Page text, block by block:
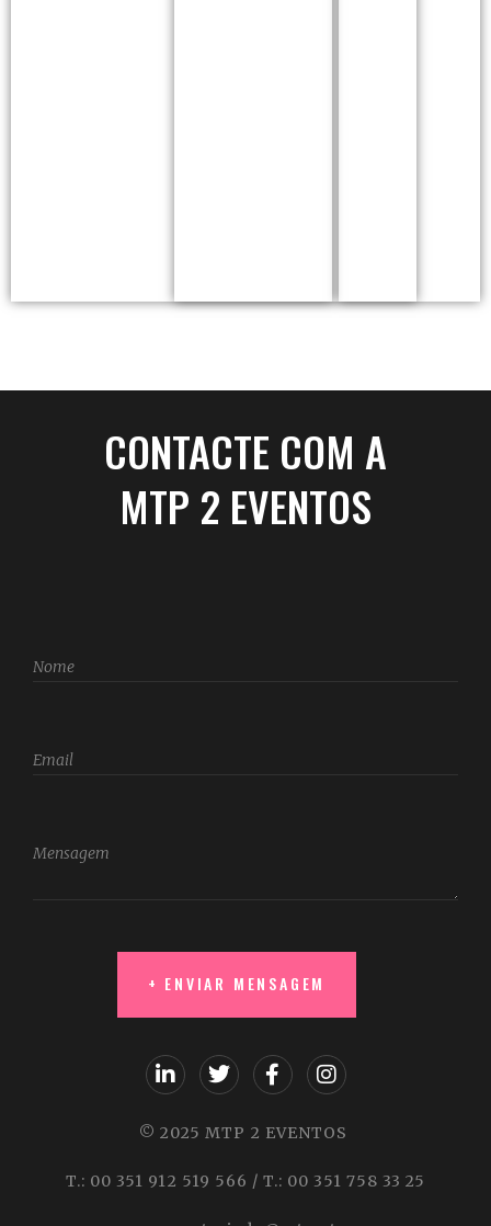
CONTACTE COM A
MTP 2 EVENTOS
© 2025 MTP 2 EVENTOS
T.: 00 351 912 519 566 / T.: 00 351 758 33 25